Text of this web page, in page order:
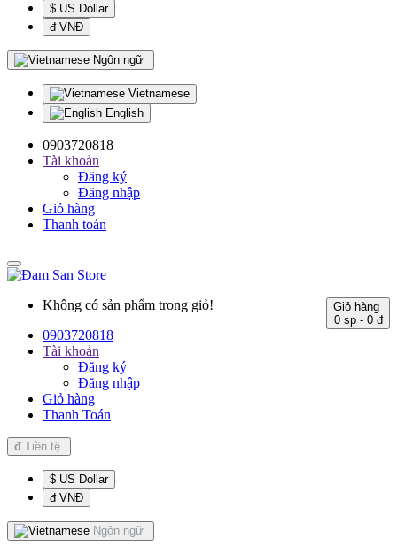
$ US Dollar
đ VNĐ
Ngôn ngữ
Vietnamese
English
0903720818
Tài khoản
Đăng ký
Đăng nhập
Giỏ hàng
Thanh toán
Giỏ hàng
0 sp - 0 đ
Không có sản phẩm trong giỏ!
0903720818
Tài khoản
Đăng ký
Đăng nhập
Giỏ hàng
Thanh Toán
đ Tiền tệ
$ US Dollar
đ VNĐ
Ngôn ngữ